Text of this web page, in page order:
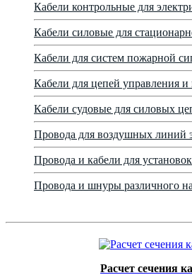
Кабели контрольные для
Кабели силовые для
Кабели для систем пожарной
Кабели для цепей управления и
Кабели судовые для силовых
Провода для воздушных линий
Провода и кабели для
Провода и шнуры различного
Расчет сечения